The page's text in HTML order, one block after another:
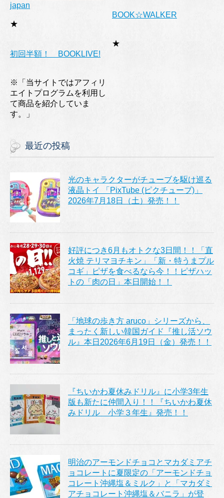
japan
★
BOOK☆WALKER
★
初回半額！ BOOKLIVE!
※「当サイトではアフィリ
エイトプログラムを利用し
て商品を紹介していま
す。」
最近の投稿
光のキャラクターがチューブを駆け巡る
液晶トイ 「PixTube (ピクチューブ)」
2026年7月18日（土）発売！！
好評につき6月もオトクな3日間！！「直
火焼 テリマヨチキン」「新・特うまプル
コギ」ピザを食べるなら今！！ピザハッ
トの「肉の日」本日開始！！
「地球の歩き方 aruco」シリーズから、
まったく新しい韓国ガイド『推し活ソウ
ル』本日2026年6月19日（金）発売！！
『ちいかわ夏休みドリル』に小学3年生
版も新たに仲間入り！！『ちいかわ夏休
みドリル 小学３年生』発売！！
明治のアーモンドチョコとマカダミアチ
ョコレートに夏限定の「アーモンドチョ
コレート沖縄塩＆ミルク」と「マカダミ
アチョコレート沖縄塩＆バニラ」が登